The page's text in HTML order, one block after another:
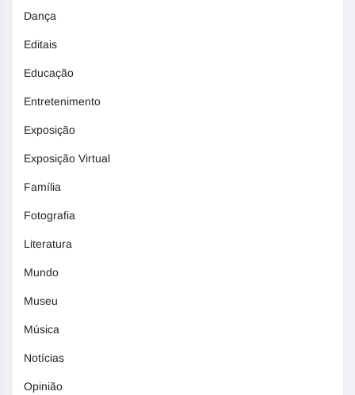
Dança
Editais
Educação
Entretenimento
Exposição
Exposição Virtual
Família
Fotografia
Literatura
Mundo
Museu
Música
Notícias
Opinião